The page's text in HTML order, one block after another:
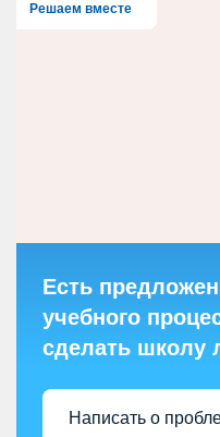
Решаем вместе
Есть
учебного
сделать школу
Написать о